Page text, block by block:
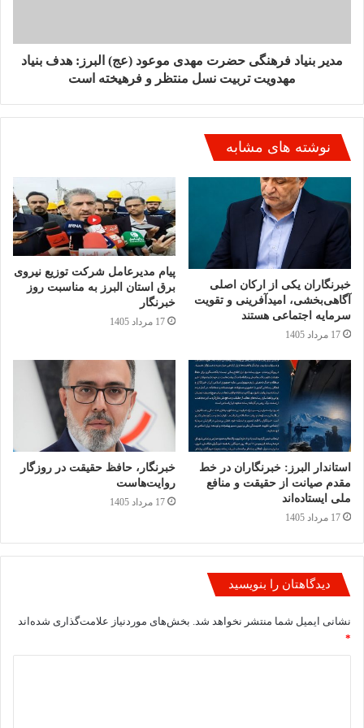
مدیر بنیاد فرهنگی حضرت مهدی موعود (عج) البرز: هدف بنیاد
مهدویت تربیت نسل منتظر و فرهیخته است
نوشته های مشابه
خبرنگاران یکی از ارکان اصلی
آگاهی‌بخشی، امیدآفرینی و تقویت
سرمایه اجتماعی هستند
17 مرداد 1405
پیام مدیرعامل شرکت توزیع نیروی
برق استان البرز به مناسبت روز
خبرنگار
17 مرداد 1405
استاندار البرز: خبرنگاران در خط
مقدم صیانت از حقیقت و منافع
ملی ایستاده‌اند
17 مرداد 1405
خبرنگار، حافظ حقیقت در روزگار
روایت‌هاست
17 مرداد 1405
دیدگاهتان را بنویسید
نشانی ایمیل شما منتشر نخواهد شد. بخش‌های موردنیاز علامت‌گذاری شده‌اند
*